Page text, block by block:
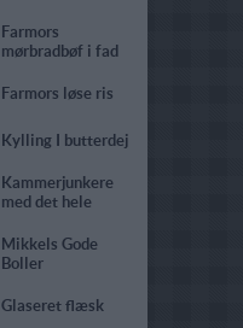
Farmors
mørbradbøf i fad
Farmors løse ris
Kylling I butterdej
Kammerjunkere
med det hele
Mikkels Gode
Boller
Glaseret flæsk